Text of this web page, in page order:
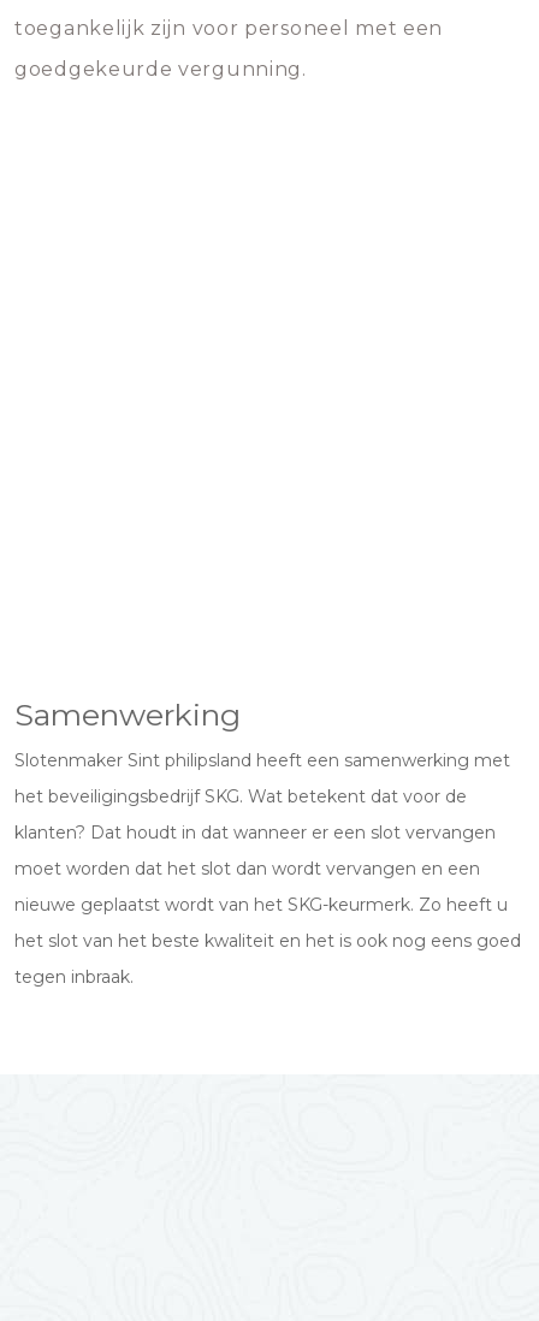
toegankelijk zijn voor personeel met een
goedgekeurde vergunning.
Samenwerking
Slotenmaker Sint philipsland heeft een samenwerking met
het beveiligingsbedrijf SKG. Wat betekent dat voor de
klanten? Dat houdt in dat wanneer er een slot vervangen
moet worden dat het slot dan wordt vervangen en een
nieuwe geplaatst wordt van het SKG-keurmerk. Zo heeft u
het slot van het beste kwaliteit en het is ook nog eens goed
tegen inbraak.